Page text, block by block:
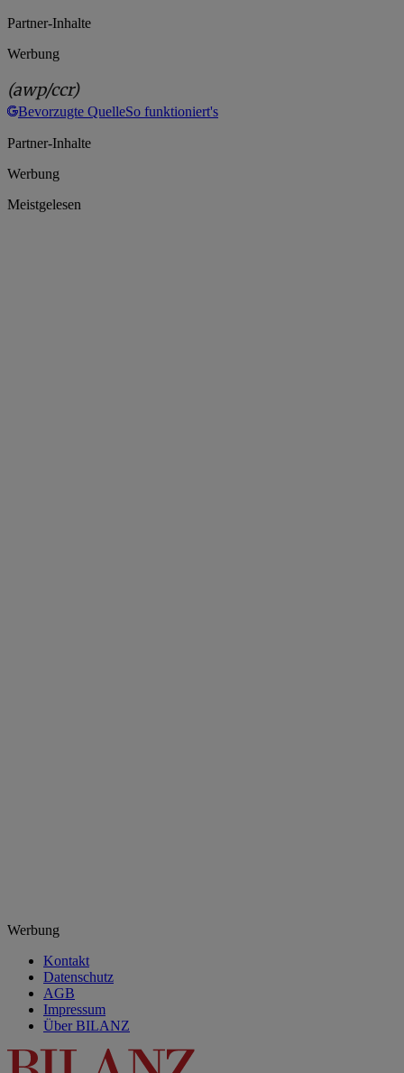
Partner-Inhalte
Werbung
(awp/ccr)
Bevorzugte QuelleSo funktioniert's
Partner-Inhalte
Werbung
Meistgelesen
Werbung
Kontakt
Datenschutz
AGB
Impressum
Über BILANZ